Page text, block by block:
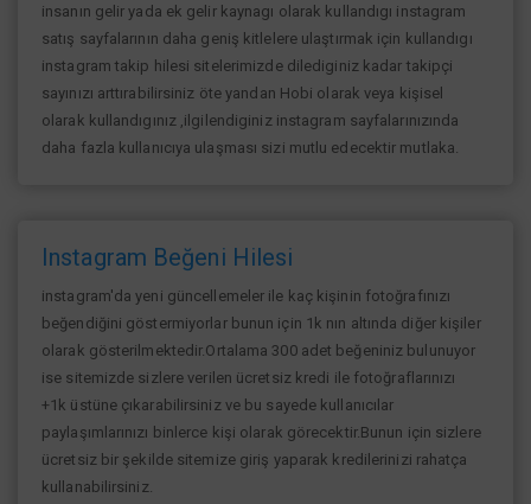
insanın gelir yada ek gelir kaynagı olarak kullandıgı instagram
satış sayfalarının daha geniş kitlelere ulaştırmak için kullandıgı
instagram takip hilesi sitelerimizde dilediginiz kadar takipçi
sayınızı arttırabilirsiniz öte yandan Hobi olarak veya kişisel
olarak kullandıgınız ,ilgilendiginiz instagram sayfalarınızında
daha fazla kullanıcıya ulaşması sizi mutlu edecektir mutlaka.
Instagram Beğeni Hilesi
instagram'da yeni güncellemeler ile kaç kişinin fotoğrafınızı
beğendiğini göstermiyorlar bunun için 1k nın altında diğer kişiler
olarak gösterilmektedir.Ortalama 300 adet beğeniniz bulunuyor
ise sitemizde sizlere verilen ücretsiz kredi ile fotoğraflarınızı
+1k üstüne çıkarabilirsiniz ve bu sayede kullanıcılar
paylaşımlarınızı binlerce kişi olarak görecektir.Bunun için sizlere
ücretsiz bir şekilde sitemize giriş yaparak kredilerinizi rahatça
kullanabilirsiniz.